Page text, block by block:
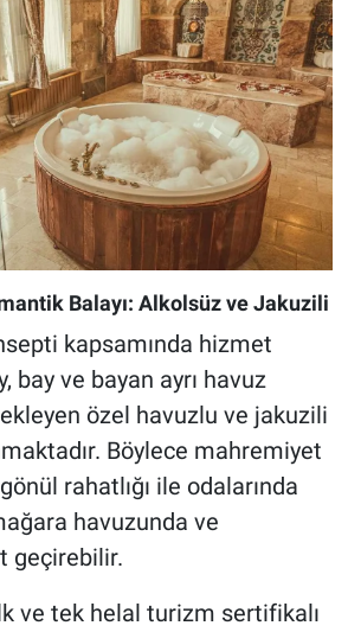
Balayı: Alkolsüz ve Jakuzili
kapsamında hizmet
bay ve bayan ayrı havuz
özel havuzlu ve jakuzili
Böylece mahremiyet
rahatlığı ile odalarında
havuzunda ve
geçirebilir.
ve tek helal turizm sertifikalı